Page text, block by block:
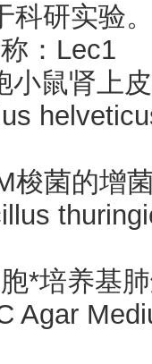
科研实验
： Lec1
小鼠肾上
梭菌的增
*培养基
Agar